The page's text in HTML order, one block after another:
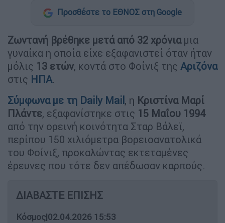
Προσθέστε το ΕΘΝΟΣ στη Google
Ζωντανή βρέθηκε μετά από 32 χρόνιαμια
γυναίκα η οποία είχε εξαφανιστεί όταν ήταν
μόλις 13 ετών, κοντά στο Φοίνιξ της Αριζόνα
στις ΗΠΑ.
Σύμφωνα με τη Daily Mail , η Κριστίνα Μαρί
Πλάντε, εξαφανίστηκε στις 15 Μαΐου 1994
από την ορεινή κοινότητα Σταρ Βάλεϊ,
περίπου 150 χιλιόμετρα βορειοανατολικά
του Φοίνιξ, προκαλώντας εκτεταμένες
έρευνες που τότε δεν απέδωσαν καρπούς.
ΔΙΑΒΑΣΤΕ ΕΠΙΣΗΣ
Κόσμος|02.04.2026 15:53